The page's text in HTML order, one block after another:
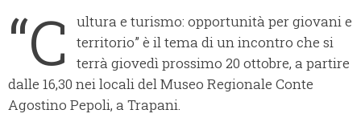
“C
ultura e turismo: opportunità per giovani e
territorio” è il tema di un incontro che si
terrà giovedì prossimo 20 ottobre, a partire
dalle 16,30 nei locali del Museo Regionale Conte
Agostino Pepoli, a Trapani.